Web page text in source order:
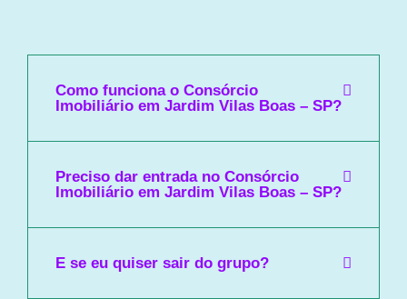
Como funciona o Consórcio
Imobiliário em Jardim Vilas Boas – SP?
Preciso dar entrada no Consórcio
Imobiliário em Jardim Vilas Boas – SP?
E se eu quiser sair do grupo?